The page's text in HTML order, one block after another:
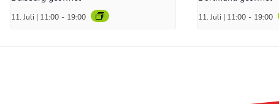
11. Juli | 11:00 - 19:00 11. Juli | 11:00 - 19:00